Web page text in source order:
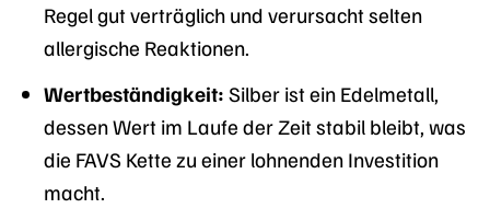
Regel gut verträglich und verursacht selten
allergische Reaktionen.
Wertbeständigkeit: Silber ist ein Edelmetall,
dessen Wert im Laufe der Zeit stabil bleibt, was
die FAVS Kette zu einer lohnenden Investition
macht.